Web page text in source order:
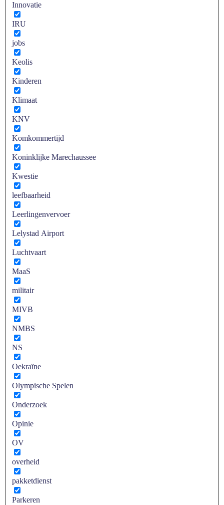
Innovatie
IRU
jobs
Keolis
Kinderen
Klimaat
KNV
Komkommertijd
Koninklijke Marechaussee
Kwestie
leefbaarheid
Leerlingenvervoer
Lelystad Airport
Luchtvaart
MaaS
militair
MIVB
NMBS
NS
Oekraïne
Olympische Spelen
Onderzoek
Opinie
OV
overheid
pakketdienst
Parkeren